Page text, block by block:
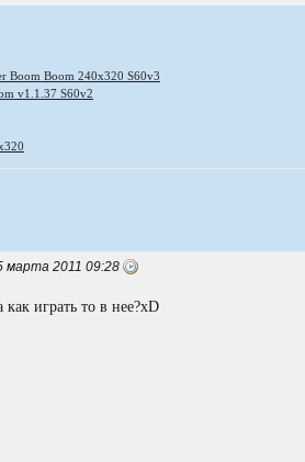
Boom Boom 240x320 S60v3
v1.1.37 S60v2
марта 2011 09:28
как играть то в нее?xD